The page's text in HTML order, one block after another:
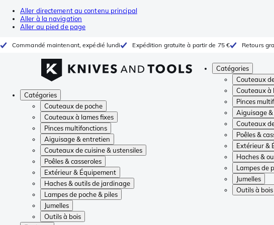
Aller directement au contenu principal
Aller à la navigation
Aller au pied de page
Commandé maintenant, expédié lundi Expédition gratuite à partir de 75 € Retours
Catégories
Couteaux
Couteaux à
Pinces
Aiguisage
Couteaux
Poêles &
Extérieur &
Haches &
Lampes de
Jumelles
Outils à bois
Catégories
Couteaux de poche
Couteaux à lames fixes
Pinces multifonctions
Aiguisage & entretien
Couteaux de cuisine & ustensiles
Poêles & casseroles
Extérieur & Équipement
Haches & outils de jardinage
Lampes de poche & piles
Jumelles
Outils à bois